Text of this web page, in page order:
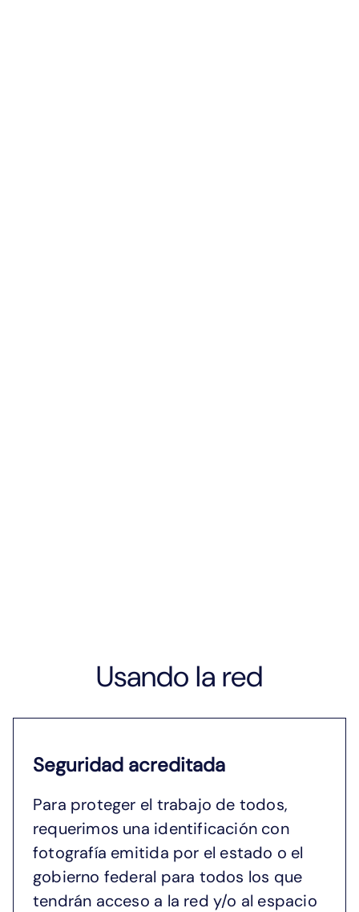
Usando la red
Seguridad acreditada
Para proteger el trabajo de todos,
requerimos una identificación con
fotografía emitida por el estado o el
gobierno federal para todos los que
tendrán acceso a la red y/o al espacio